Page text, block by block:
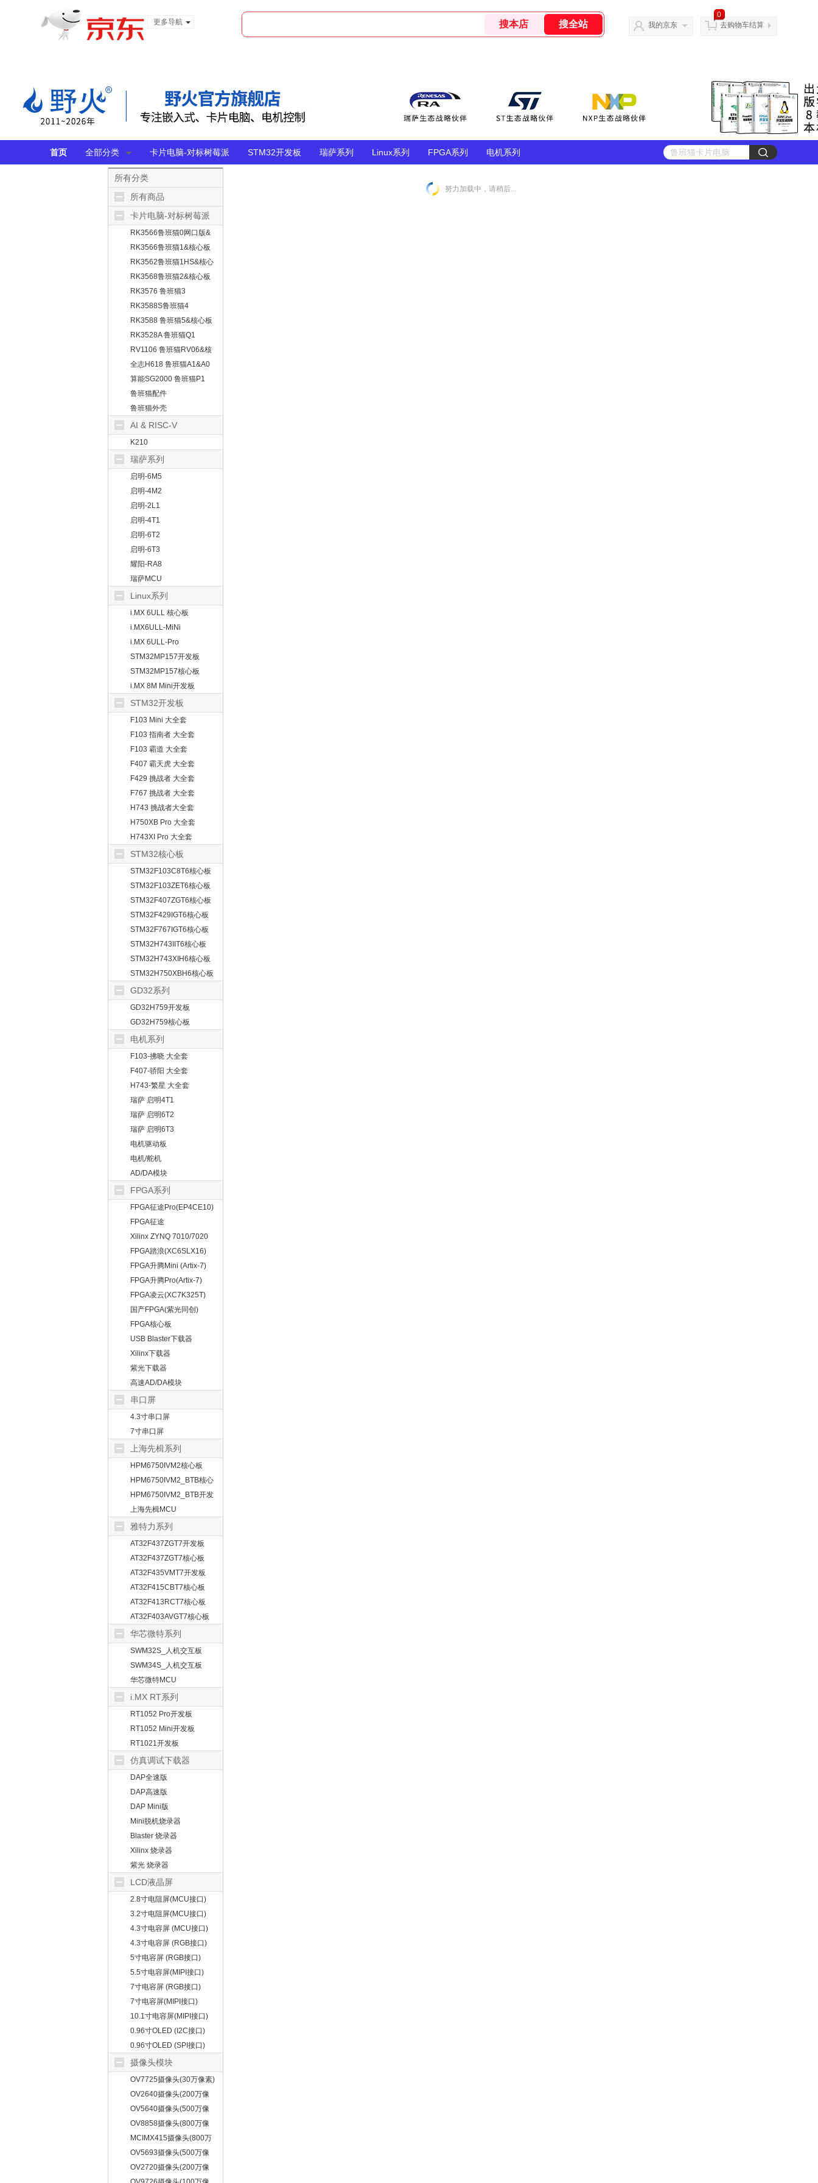
更多导航
我的京东
0
去购物车结算
首页 全部分类 卡片电脑-对标树莓派 STM32开发板 瑞萨系列 Linux系列 FPGA系列 电机系列
所有分类
所有商品
卡片电脑-对标树莓派
RK3566鲁班猫0网口版&
无线版
RK3566鲁班猫1&核心板
RK3562鲁班猫1HS&核心
板
RK3568鲁班猫2&核心板
RK3576 鲁班猫3
RK3588S鲁班猫4
RK3588 鲁班猫5&核心板
RK3528A 鲁班猫Q1
RV1106 鲁班猫RV06&核
心板
全志H618 鲁班猫A1&A0
算能SG2000 鲁班猫P1
鲁班猫配件
鲁班猫外壳
AI & RISC-V
K210
瑞萨系列
启明-6M5
启明-4M2
启明-2L1
启明-4T1
启明-6T2
启明-6T3
耀阳-RA8
瑞萨MCU
Linux系列
i.MX 6ULL 核心板
i.MX6ULL-MiNi
i.MX 6ULL-Pro
STM32MP157开发板
STM32MP157核心板
i.MX 8M Mini开发板
STM32开发板
F103 Mini 大全套
F103 指南者 大全套
F103 霸道 大全套
F407 霸天虎 大全套
F429 挑战者 大全套
F767 挑战者 大全套
H743 挑战者大全套
H750XB Pro 大全套
H743XI Pro 大全套
STM32核心板
STM32F103C8T6核心板
STM32F103ZET6核心板
STM32F407ZGT6核心板
STM32F429IGT6核心板
STM32F767IGT6核心板
STM32H743IIT6核心板
STM32H743XIH6核心板
STM32H750XBH6核心板
GD32系列
GD32H759开发板
GD32H759核心板
电机系列
F103-拂晓 大全套
F407-骄阳 大全套
H743-繁星 大全套
瑞萨 启明4T1
瑞萨 启明6T2
瑞萨 启明6T3
电机驱动板
电机/舵机
AD/DA模块
FPGA系列
FPGA征途Pro(EP4CE10)
FPGA征途
Mini(EP4CE10）
Xilinx ZYNQ 7010/7020
FPGA踏浪(XC6SLX16)
FPGA升腾Mini (Artix-7)
FPGA升腾Pro(Artix-7)
FPGA凌云(XC7K325T)
国产FPGA(紫光同创)
FPGA核心板
USB Blaster下载器
Xilinx下载器
紫光下载器
高速AD/DA模块
串口屏
4.3寸串口屏
7寸串口屏
上海先楫系列
HPM6750IVM2核心板
HPM6750IVM2_BTB核心
板
HPM6750IVM2_BTB开发
板
上海先楫MCU
雅特力系列
AT32F437ZGT7开发板
AT32F437ZGT7核心板
AT32F435VMT7开发板
AT32F415CBT7核心板
AT32F413RCT7核心板
AT32F403AVGT7核心板
华芯微特系列
SWM32S_人机交互板
SWM34S_人机交互板
华芯微特MCU
i.MX RT系列
RT1052 Pro开发板
RT1052 Mini开发板
RT1021开发板
仿真调试下载器
DAP全速版
DAP高速版
DAP Mini版
Mini脱机烧录器
Blaster 烧录器
Xilinx 烧录器
紫光 烧录器
LCD液晶屏
2.8寸电阻屏(MCU接口)
3.2寸电阻屏(MCU接口)
4.3寸电容屏 (MCU接口)
4.3寸电容屏 (RGB接口)
5寸电容屏 (RGB接口)
5.5寸电容屏(MIPI接口)
7寸电容屏 (RGB接口)
7寸电容屏(MIPI接口)
10.1寸电容屏(MIPI接口)
0.96寸OLED (I2C接口)
0.96寸OLED (SPI接口)
摄像头模块
OV7725摄像头(30万像素)
OV2640摄像头(200万像
素)
OV5640摄像头(500万像
素)
OV8858摄像头(800万像
素)
MCIMX415摄像头(800万
像素)
OV5693摄像头(500万像
素)
OV2720摄像头(200万像
努力加载中，请稍后...